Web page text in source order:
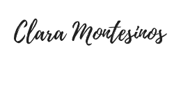
contenido